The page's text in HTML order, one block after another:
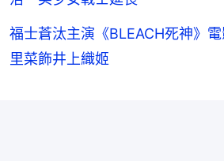
福士蒼汰主演《BLEACH死神》
里菜飾井上織姬